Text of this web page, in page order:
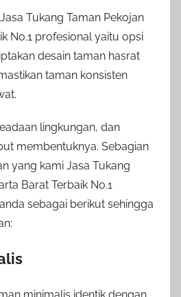
Tukang Taman Pekojan
No.1 profesional yaitu opsi
desain taman hasrat
taman konsisten
lingkungan, dan
membentuknya. Sebagian
yang kami Jasa Tukang
Barat Terbaik No.1
sebagai berikut sehingga